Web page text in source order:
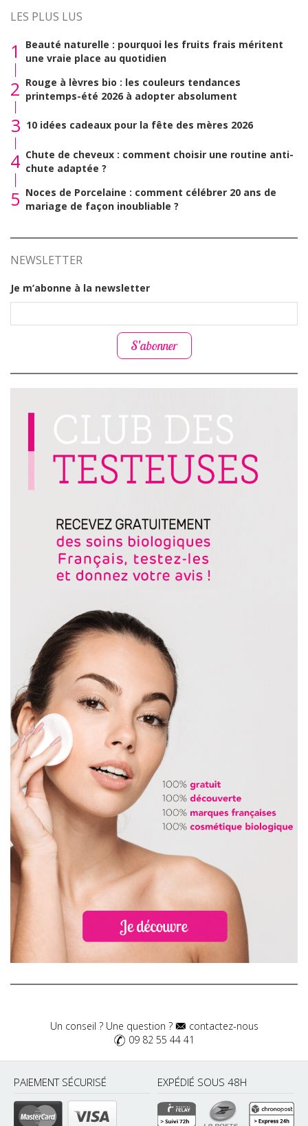
LES PLUS LUS
1
Beauté naturelle : pourquoi les fruits frais méritent
une vraie place au quotidien
2 Rouge à lèvres bio : les couleurs tendances
printemps-été 2026 à adopter absolument
3 10 idées cadeaux pour la fête des mères 2026
4 Chute de cheveux : comment choisir une routine anti-
chute adaptée ?
5 Noces de Porcelaine : comment célébrer 20 ans de
mariage de façon inoubliable ?
NEWSLETTER
Je m’abonne à la newsletter
S’abonner
Un conseil ? Une question ?
contactez-nous
09 82 55 44 41
PAIEMENT SÉCURISÉ EXPÉDIÉ SOUS 48H